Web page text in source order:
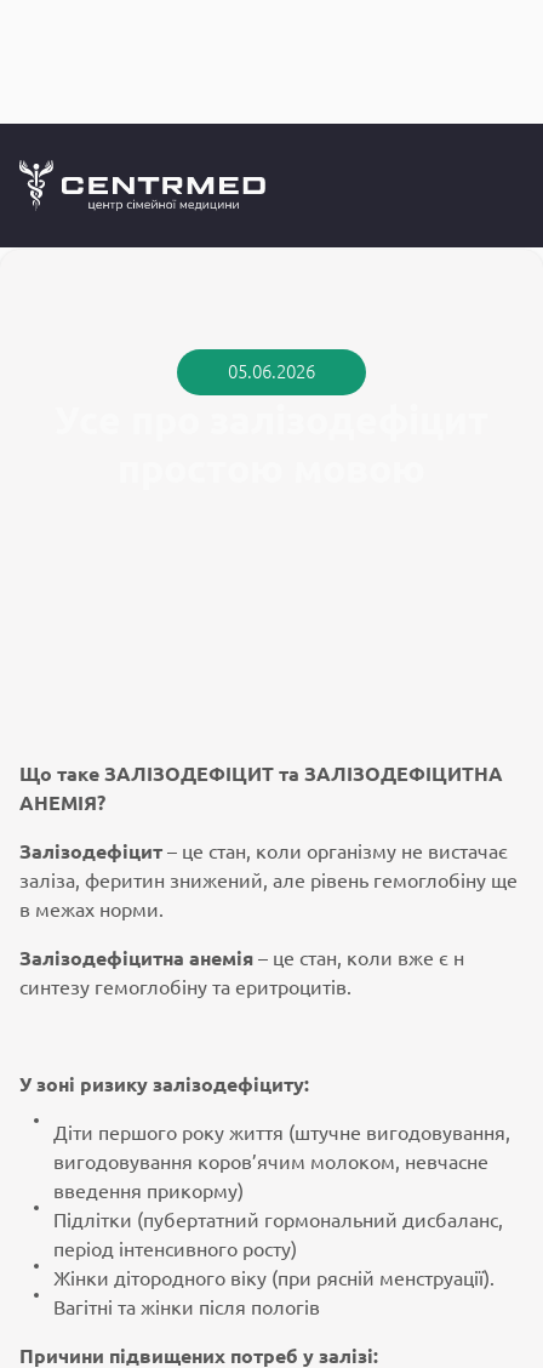
CENTRMED: Задай питання лікарю онлайн
05.06.2026
Що таке ЗАЛІЗОДЕФІЦИТ та ЗАЛІЗОДЕФІЦИТНА
АНЕМІЯ?
Залізодефіцит – це стан, коли організму не вистачає
заліза, феритин знижений, але рівень гемоглобіну ще
в межах норми.
Залізодефіцитна анемія – це стан, коли вже є н
синтезу гемоглобіну та еритроцитів.
У зоні ризику залізодефіциту:
Діти першого року життя (штучне вигодовування,
вигодовування коров’ячим молоком, невчасне
введення прикорму)
Підлітки (пубертатний гормональний дисбаланс,
період інтенсивного росту)
Жінки дітородного віку (при рясній менструації).
Вагітні та жінки після пологів
Причини підвищених потреб у залізі: